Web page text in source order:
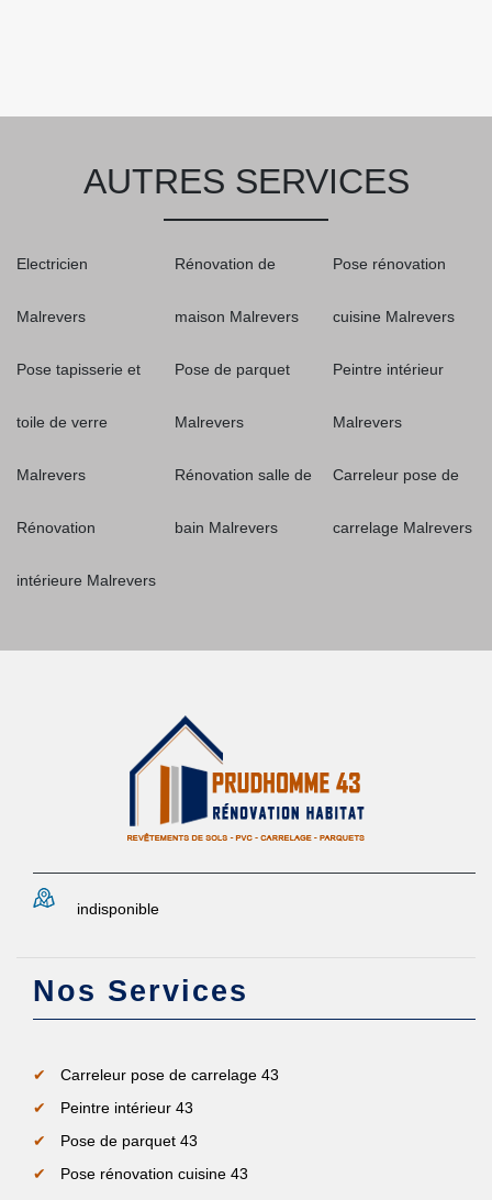
AUTRES SERVICES
Electricien
Malrevers
Pose tapisserie et
toile de verre
Malrevers
Rénovation
intérieure Malrevers
Rénovation de
maison Malrevers
Pose de parquet
Malrevers
Rénovation salle de
bain Malrevers
Pose rénovation
cuisine Malrevers
Peintre intérieur
Malrevers
Carreleur pose de
carrelage Malrevers
indisponible
Nos Services
Carreleur pose de carrelage 43
Peintre intérieur 43
Pose de parquet 43
Pose rénovation cuisine 43